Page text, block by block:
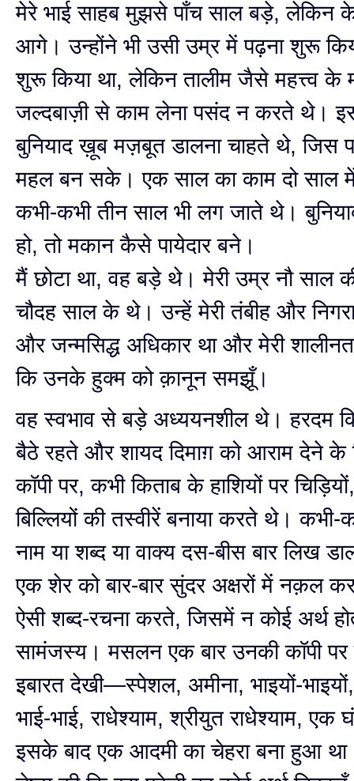
मेरे भाई साहब मुझसे पाँच साल बड़े, लेकिन
आगे। उन्होंने भी उसी उम्र में पढ़ना शुरू
शुरू किया था, लेकिन तालीम जैसे महत्त्व के
जल्दबाज़ी से काम लेना पसंद न करते थे।
बुनियाद ख़ूब मज़बूत डालना चाहते थे, जिस
महल बन सके। एक साल का काम दो साल
कभी-कभी तीन साल भी लग जाते थे।
हो, तो मकान कैसे पायेदार बने।
मैं छोटा था, वह बड़े थे। मेरी उम्र नौ साल
चौदह साल ‍के थे। उन्हें मेरी तंबीह और
और जन्मसिद्ध अधिकार था और मेरी
कि उनके हुक्म को क़ानून समझूँ।
वह स्वभाव से बड़े अध्ययनशील थे। हरदम
बैठे रहते और शायद दिमाग़ को आराम देने के
कॉपी पर, कभी किताब के हाशियों पर
बिल्लियों की तस्वीरें बनाया करते थे। कभी-
नाम या शब्द या वाक्य दस-बीस बार लिख
एक शेर को बार-बार सुंदर अक्षरों में नक़ल
ऐसी शब्द-रचना करते, जिसमें न कोई अर्थ
सामंजस्य। मसलन एक बार उनकी कॉपी
इबारत देखी—स्पेशल, अमीना, भाइयों-
भाई-भाई, राधेश्याम, श्रीयुत राधेश्याम,
इसके बाद एक आदमी का चेहरा बना हुआ